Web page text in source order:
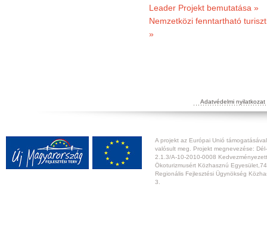
Leader Projekt bemutatása »
Nemzetközi fenntartható
»
Adatvédelmi nyilatkozat
A projekt az Európai Unió
valósult meg. Projekt megnevezése:
2.1.3/A-10-2010-0008
Ökoturizmusért Közhasznú
Regionális Fejlesztési Ügynökség
3.